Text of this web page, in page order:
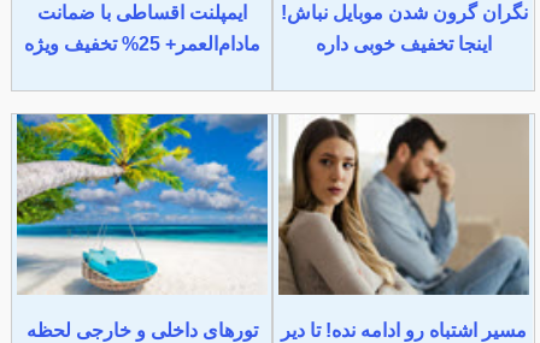
نگران گرون شدن موبایل نباش!
اینجا تخفیف خوبی داره
ایمپلنت اقساطی با ضمانت
مادام‌العمر+ 25% تخفیف ویژه
مسیر اشتباه رو ادامه نده! تا دیر
تورهای داخلی و خارجی لحظه